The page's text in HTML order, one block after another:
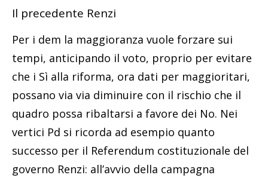
Il precedente Renzi
Per i dem la maggioranza vuole forzare sui
tempi, anticipando il voto, proprio per evitare
che i Sì alla riforma, ora dati per maggioritari,
possano via via diminuire con il rischio che il
quadro possa ribaltarsi a favore dei No. Nei
vertici Pd si ricorda ad esempio quanto
successo per il Referendum costituzionale del
governo Renzi: all’avvio della campagna